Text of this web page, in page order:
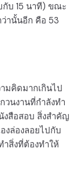
กับ 15 นาที) ขณะ
านั้นอีก คือ 53
มคิดมากเกินไป
วนงานที่กำลังทำ
งสือสอบ สิ่งสำคัญ
งล่องลอยไปกับ
ำสิ่งที่ต้องทำให้